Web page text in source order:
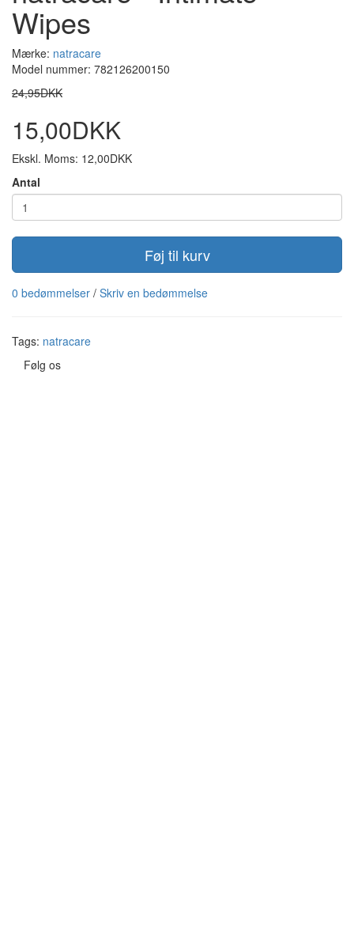
Wipes
Mærke: natracare
Model nummer: 782126200150
24,95DKK
15,00DKK
Ekskl. Moms: 12,00DKK
Antal
Føj til kurv
0 bedømmelser / Skriv en bedømmelse
Tags: natracare
Følg os